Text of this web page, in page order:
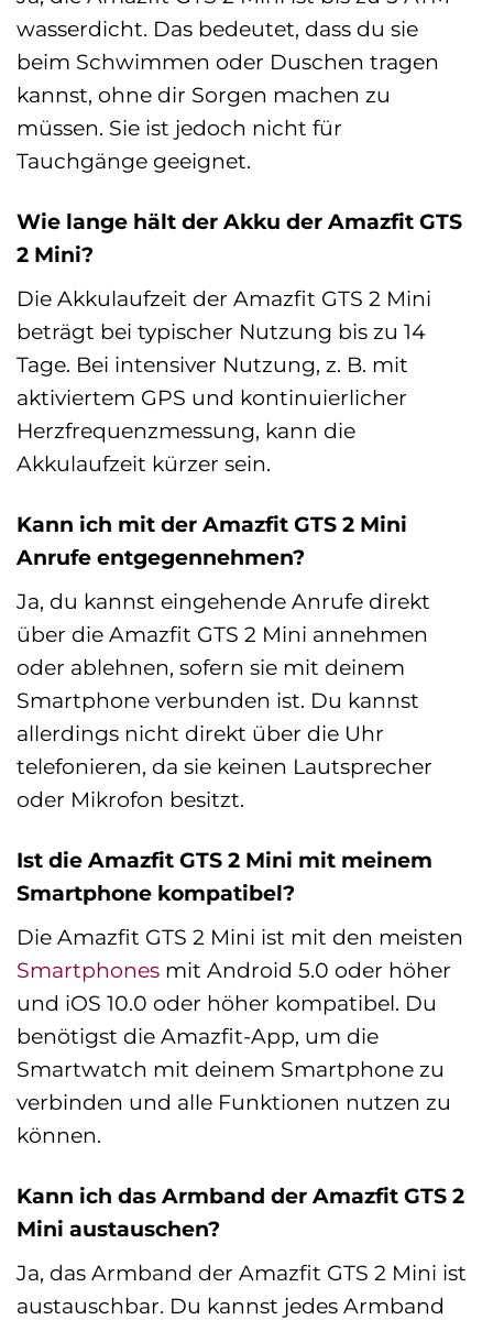
wasserdicht. Das bedeutet, dass du sie
beim Schwimmen oder Duschen tragen
kannst, ohne dir Sorgen machen zu
müssen. Sie ist jedoch nicht für
Tauchgänge geeignet.
Wie lange hält der Akku der Amazfit GTS
2 Mini?
Die Akkulaufzeit der Amazfit GTS 2 Mini
beträgt bei typischer Nutzung bis zu 14
Tage. Bei intensiver Nutzung, z. B. mit
aktiviertem GPS und kontinuierlicher
Herzfrequenzmessung, kann die
Akkulaufzeit kürzer sein.
Kann ich mit der Amazfit GTS 2 Mini
Anrufe entgegennehmen?
Ja, du kannst eingehende Anrufe direkt
über die Amazfit GTS 2 Mini annehmen
oder ablehnen, sofern sie mit deinem
Smartphone verbunden ist. Du kannst
allerdings nicht direkt über die Uhr
telefonieren, da sie keinen Lautsprecher
oder Mikrofon besitzt.
Ist die Amazfit GTS 2 Mini mit meinem
Smartphone kompatibel?
Die Amazfit GTS 2 Mini ist mit den meisten
Smartphones mit Android 5.0 oder höher
und iOS 10.0 oder höher kompatibel. Du
benötigst die Amazfit-App, um die
Smartwatch mit deinem Smartphone zu
verbinden und alle Funktionen nutzen zu
können.
Kann ich das Armband der Amazfit GTS 2
Mini austauschen?
Ja, das Armband der Amazfit GTS 2 Mini ist
austauschbar. Du kannst jedes Armband